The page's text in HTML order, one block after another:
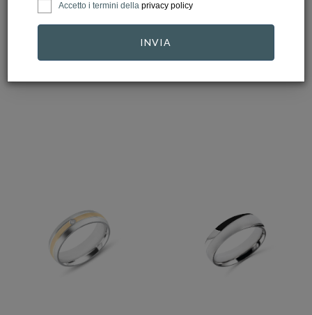
Anello Zancan da
uomo in Oro e
Anello Armani Uomo
Ref. EGS2032040
Accetto i termini della privacy policy
INVIA